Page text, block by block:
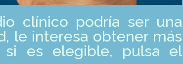
clínico podría ser una
le interesa obtener más
si es elegible, pulsa el